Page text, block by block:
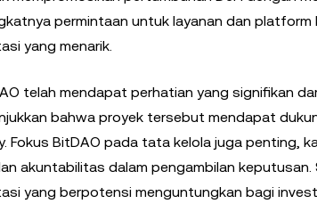
permintaan untuk layanan dan
yang menarik.
telah mendapat perhatian yang signifikan
bahwa proyek tersebut mendapat
Fokus BitDAO pada tata kelola juga penting,
akuntabilitas dalam pengambilan
yang berpotensi menguntungkan bagi